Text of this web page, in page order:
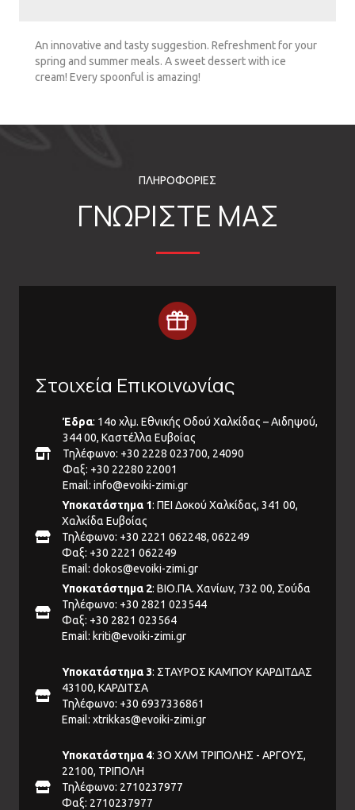
An innovative and tasty suggestion. Refreshment for your
spring and summer meals. A sweet dessert with ice
cream! Every spoonful is amazing!
ΠΛΗΡΟΦΟΡΙΕΣ
ΓΝΩΡΙΣΤΕ ΜΑΣ
Στοιχεία Επικοινωνίας
Έδρα: 14ο χλμ. Εθνικής Οδού Χαλκίδας – Αιδηψού,
344 00, Καστέλλα Ευβοίας
Τηλέφωνο: +30 2228 023700, 24090
Φαξ: +30 22280 22001
Email: info@evoiki-zimi.gr
Υποκατάστημα 1: ΠΕΙ Δοκού Χαλκίδας, 341 00,
Χαλκίδα Ευβοίας
Τηλέφωνο: +30 2221 062248, 062249
Φαξ: +30 2221 062249
Email: dokos@evoiki-zimi.gr
Υποκατάστημα 2: ΒΙΟ.ΠΑ. Χανίων, 732 00, Σούδα
Τηλέφωνο: +30 2821 023544
Φαξ: +30 2821 023564
Email: kriti@evoiki-zimi.gr
Υποκατάστημα 3: ΣΤΑΥΡΟΣ ΚΑΜΠΟΥ ΚΑΡΔΙΤΔΑΣ
43100, ΚΑΡΔΙΤΣΑ
Τηλέφωνο: +30 6937336861
Email: xtrikkas@evoiki-zimi.gr
Υποκατάστημα 4: 3Ο ΧΛΜ ΤΡΙΠΟΛΗΣ - ΑΡΓΟΥΣ,
22100, ΤΡΙΠΟΛΗ
Τηλέφωνο: 2710237977
Φαξ: 2710237977